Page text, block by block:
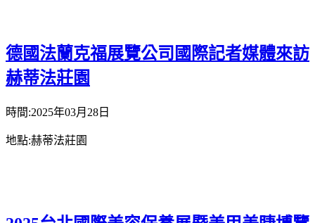
德國法蘭克福展覽公司國際記者媒體來訪
赫蒂法莊園
時間:2025年03月28日
地點:赫蒂法莊園